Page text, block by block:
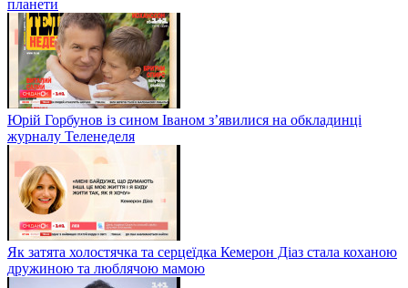
планети
Юрій Горбунов із сином Іваном з’явилися на обкладинці
журналу Теленеделя
Як затята холостячка та серцеїдка Кемерон Діаз стала коханою
дружиною та люблячою мамою